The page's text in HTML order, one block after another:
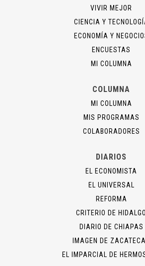
VIVIR MEJOR
CIENCIA Y
ECONOMÍA Y
ENCUESTAS
MI COLUMNA
COLUMNA
MI COLUMNA
MIS PROGRAMAS
COLABORADORES
DIARIOS
EL ECONOMISTA
EL UNIVERSAL
REFORMA
CRITERIO DE HIDALGO
DIARIO DE CHIAPAS
IMAGEN DE
EL IMPARCIAL DE